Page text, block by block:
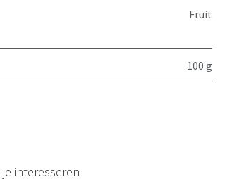
Fruit
100 g
interesseren